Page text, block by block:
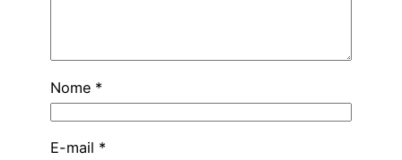
Nome *
E-mail *